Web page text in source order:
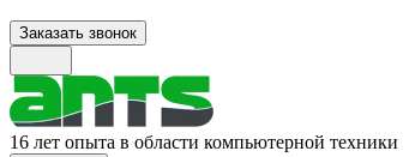
Заказать звонок
16 лет опыта в области компьютерной техники